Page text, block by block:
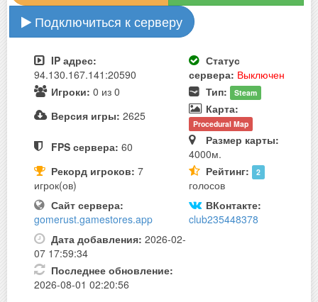
Подключиться к серверу
IP адрес:
94.130.167.141:20590
Статус
сервера: Выключен
Игроки: 0 из 0 Тип: Steam
Версия игры: 2625 Карта:
Procedural Map
FPS сервера: 60
Размер карты:
4000м.
Рекорд игроков: 7
игрок(ов)
Рейтинг: 2
голосов
Сайт сервера:
gomerust.gamestores.app
ВКонтакте:
club235448378
Дата добавления: 2026-02-
07 17:59:34
Последнее обновление:
2026-08-01 02:20:56